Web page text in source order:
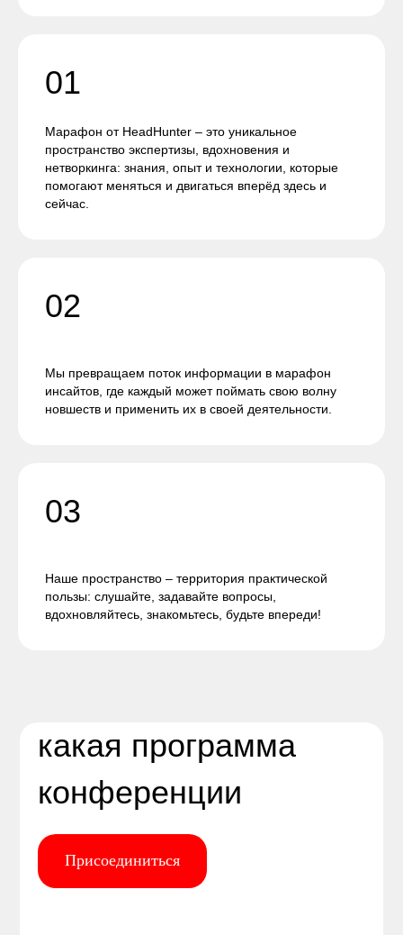
01
Марафон от HeadHunter – это уникальное
пространство экспертизы, вдохновения и
нетворкинга: знания, опыт и технологии, которые
помогают меняться и двигаться вперёд здесь и
сейчас.
02
Мы превращаем поток информации в марафон
инсайтов, где каждый может поймать свою волну
новшеств и применить их в своей деятельности.
03
Наше пространство – территория практической
пользы: слушайте, задавайте вопросы,
вдохновляйтесь, знакомьтесь, будьте впереди!
какая программа
конференции
Присоединиться